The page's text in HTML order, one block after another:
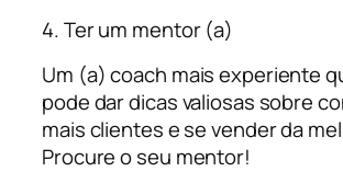
4. Ter um mentor (a)
Um (a) coach mais experiente
pode dar dicas valiosas sobre
mais clientes e se vender da
Procure o seu mentor!